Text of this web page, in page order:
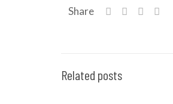
Share
Related posts